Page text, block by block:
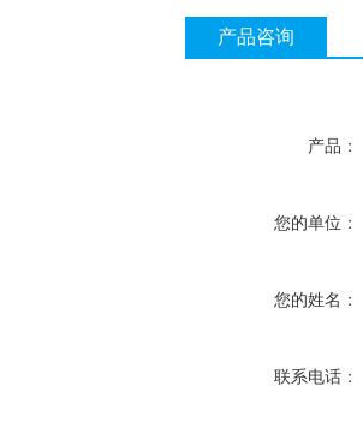
产品咨询
产品：
您的单位：
您的姓名：
联系电话：